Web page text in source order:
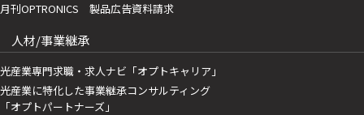
月刊OPTRONICS 製品広告資料請求
人材/事業継承
光産業専門求職・求人ナビ「オプトキャリア」
光産業に特化した事業継承コンサルティング
「オプトパートナーズ」